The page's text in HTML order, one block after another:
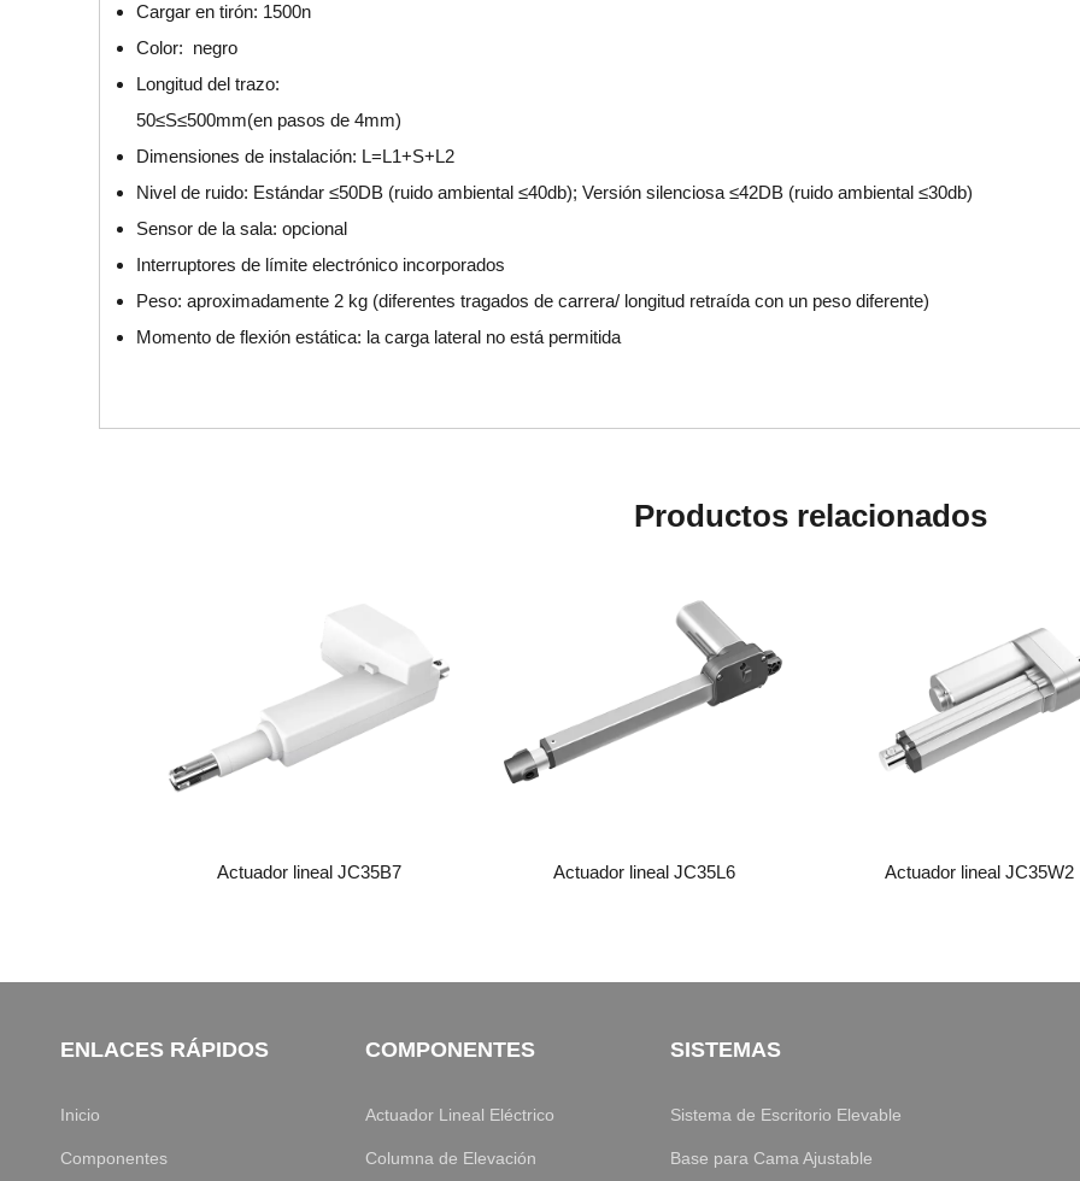
Cargar en tirón: 1500n
Color: negro
Longitud del trazo:
50≤S≤500mm(en pasos de 4mm)
Dimensiones de instalación: L=L1+S+L2
Nivel de ruido: Estándar ≤50DB (ruido ambiental ≤40db); Versión silenciosa ≤42DB (ruido ambiental ≤30db)
Sensor de la sala: opcional
Interruptores de límite electrónico incorporados
Peso: aproximadamente 2 kg (diferentes tragados de carrera/ longitud retraída con un peso diferente)
Momento de flexión estática: la carga lateral no está permitida
Productos relacionados
Actuador lineal JC35B7 Actuador lineal JC35L6 Actuador lineal JC35W2
ENLACES RÁPIDOS
Inicio
Componentes
COMPONENTES
Actuador Lineal Eléctrico
Columna de Elevación
SISTEMAS
Sistema de Escritorio Elevable
Base para Cama Ajustable